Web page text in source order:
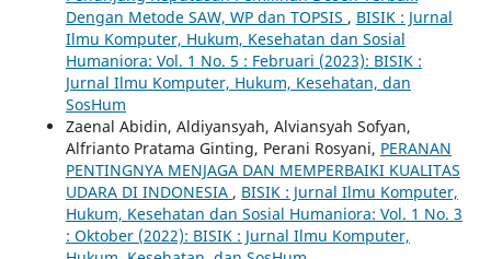
Dengan Metode SAW, WP dan TOPSIS , BISIK : Jurnal
Ilmu Komputer, Hukum, Kesehatan dan Sosial
Humaniora: Vol. 1 No. 5 : Februari (2023): BISIK :
Jurnal Ilmu Komputer, Hukum, Kesehatan, dan
SosHum
Zaenal Abidin, Aldiyansyah, Alviansyah Sofyan,
Alfrianto Pratama Ginting, Perani Rosyani, PERANAN
PENTINGNYA MENJAGA DAN MEMPERBAIKI KUALITAS
UDARA DI INDONESIA , BISIK : Jurnal Ilmu Komputer,
Hukum, Kesehatan dan Sosial Humaniora: Vol. 1 No. 3
: Oktober (2022): BISIK : Jurnal Ilmu Komputer,